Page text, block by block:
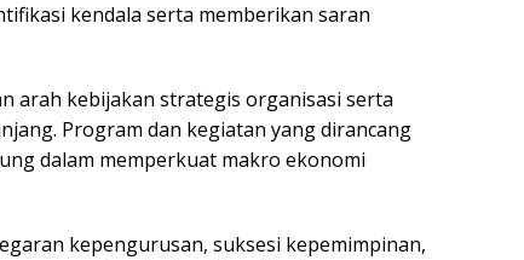
kendala serta memberikan saran
arah kebijakan strategis organisasi serta
Program dan kegiatan yang dirancang
dalam memperkuat makro ekonomi
kepengurusan, suksesi kepemimpinan,